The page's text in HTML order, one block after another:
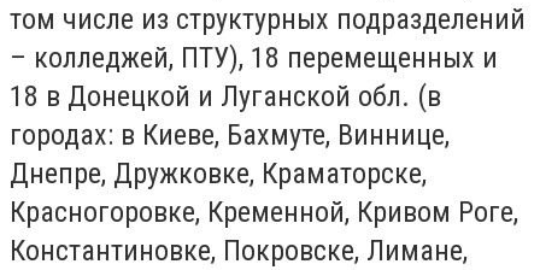
том числе из структурных подразделений
– колледжей, ПТУ), 18 перемещенных и
18 в Донецкой и Луганской обл. (в
городах: в Киеве, Бахмуте, Виннице,
Днепре, Дружковке, Краматорске,
Красногоровке, Кременной, Кривом Роге,
Константиновке, Покровске, Лимане,